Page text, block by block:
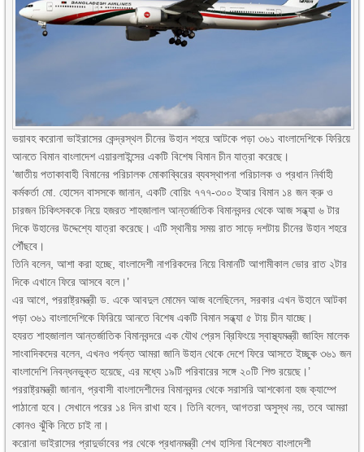
ভয়াবহ করোনা ভাইরাসের কেন্দ্রস্থল চীনের উহান শহরে আটকে পড়া ৩৬১ বাংলাদেশিকে ফিরিয়ে
আনতে বিমান বাংলাদেশ এয়ারলাইন্সের একটি বিশেষ বিমান চীন যাত্রা করেছে।
‘জাতীয় পতাকাবাহী বিমানের পরিচালক মোকাব্বিরের ব্যবস্থাপনা পরিচালক ও প্রধান নির্বাহী
কর্মকর্তা মো. হোসেন বাসসকে জানান, একটি বোয়িং ৭৭৭-৩০০ ইআর বিমান ১৪ জন ক্রু ও
চারজন চিকিৎসককে নিয়ে হজরত শাহজালাল আন্তর্জাতিক বিমানবন্দর থেকে আজ সন্ধ্যা ৬ টার
দিকে উহানের উদ্দেশ্যে যাত্রা করেছে। এটি স্থানীয় সময় রাত সাড়ে দশটায় চীনের উহান শহরে
পৌঁছবে।
তিনি বলেন, আশা করা হচ্ছে, বাংলাদেশী নাগরিকদের নিয়ে বিমানটি আগামীকাল ভোর রাত ২টার
দিকে এখানে ফিরে আসবে বলে।’
এর আগে, পররাষ্ট্রমন্ত্রী ড. একে আবদুল মোমেন আজ বলেছিলেন, সরকার এখন উহানে আটকা
পড়া ৩৬১ বাংলাদেশিকে ফিরিয়ে আনতে বিশেষ একটি বিমান সন্ধ্যা ৫ টায় চীন যাচ্ছে।
হযরত শাহজালাল আন্তর্জাতিক বিমানবন্দরে এক যৌথ প্রেস ব্রিফিংয়ে স্বাস্থ্যমন্ত্রী জাহিদ মালেক
সাংবাদিকদের বলেন, এখনও পর্যন্ত আমরা জানি উহান থেকে দেশে ফিরে আসতে ইচ্ছুক ৩৬১ জন
বাংলাদেশি নিবন্ধনভুক্ত হয়েছে, এর মধ্যে ১৯টি পরিবারের সঙ্গে ২০টি শিশু রয়েছে।’
পররাষ্ট্রমন্ত্রী জানান, প্রবাসী বাংলাদেশীদের বিমানবন্দর থেকে সরাসরি আশকোনা হজ ক্যাম্পে
পাঠানো হবে। সেখানে পরের ১৪ দিন রাখা হবে। তিনি বলেন, আগতরা অসুস্থ নয়, তবে আমরা
কোনও ঝুঁকি নিতে চাই না।
করোনা ভাইরাসের প্রাদুর্ভাবের পর থেকে প্রধানমন্ত্রী শেখ হাসিনা বিশেষত বাংলাদেশী